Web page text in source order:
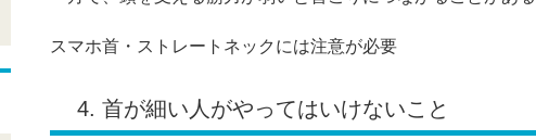
スマホ首・ストレートネックには注意が必要
4. 首が細い人がやってはいけないこと